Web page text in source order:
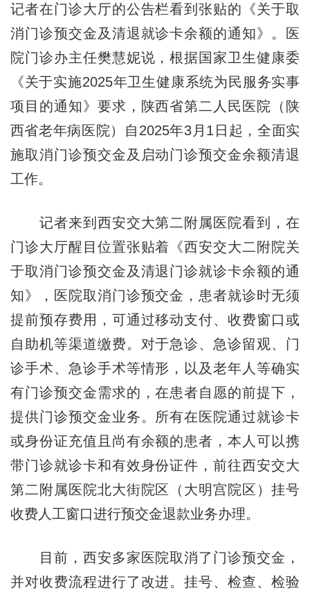
记者在门诊大厅的公告栏看到张贴的《关于取
消门诊预交金及清退就诊卡余额的通知》。医
院门诊办主任樊慧妮说，根据国家卫生健康委
《关于实施2025年卫生健康系统为民服务实事
项目的通知》要求，陕西省第二人民医院（陕
西省老年病医院）自2025年3月1日起，全面实
施取消门诊预交金及启动门诊预交金余额清退
工作。
记者来到西安交大第二附属医院看到，在
门诊大厅醒目位置张贴着《西安交大二附院关
于取消门诊预交金及清退门诊就诊卡余额的通
知》，医院取消门诊预交金，患者就诊时无须
提前预存费用，可通过移动支付、收费窗口或
自助机等渠道缴费。对于急诊、急诊留观、门
诊手术、急诊手术等情形，以及老年人等确实
有门诊预交金需求的，在患者自愿的前提下，
提供门诊预交金业务。所有在医院通过就诊卡
或身份证充值且尚有余额的患者，本人可以携
带门诊就诊卡和有效身份证件，前往西安交大
第二附属医院北大街院区（大明宫院区）挂号
收费人工窗口进行预交金退款业务办理。
目前，西安多家医院取消了门诊预交金，
并对收费流程进行了改进。挂号、检查、检验